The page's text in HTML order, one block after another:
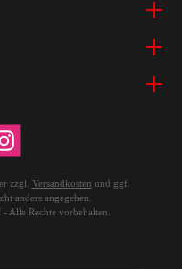
zzgl. Versandkosten und ggf.
anders angegeben.
Alle Rechte vorbehalten.